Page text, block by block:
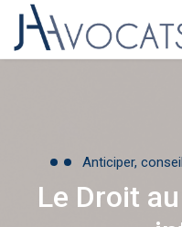
Anticiper,
Le Droit